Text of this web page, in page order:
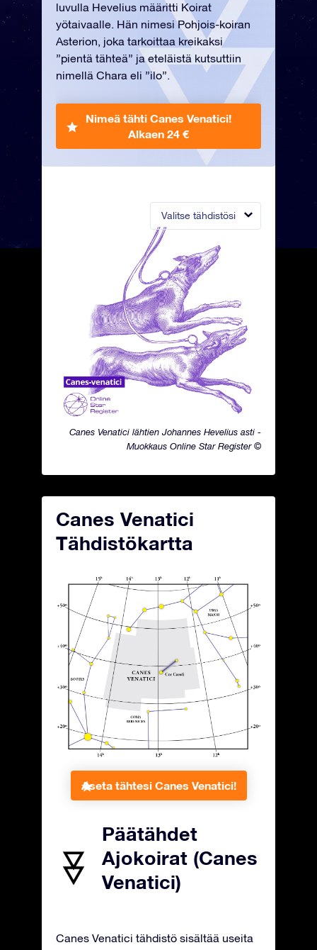
Valitse tähdistösi
Canes Venatici lähtien Johannes Hevelius asti -
Muokkaus Online Star Register ©
luvulla Hevelius määritti Koirat
yötaivaalle. Hän nimesi Pohjois-koiran
Asterion, joka tarkoittaa kreikaksi
”pientä tähteä” ja eteläistä kutsuttiin
nimellä Chara eli ”ilo”.
Nimeä tähti Canes Venatici!
Alkaen 24 €
Canes Venatici
Tähdistökartta
Aseta tähtesi Canes Venatici!
Päätähdet
Ajokoirat (Canes
Venatici)
Canes Venatici tähdistö sisältää useita